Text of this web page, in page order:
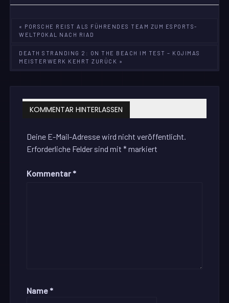
Beitragsnavigation
« PORSCHE REIST ALS FÜHRENDES TEAM ZUM ESPORTS-
WELTPOKAL NACH RIAD
DEATH STRANDING 2: ON THE BEACH IM TEST – KOJIMAS
MEISTERWERK KEHRT ZURÜCK »
KOMMENTAR HINTERLASSEN
Deine E-Mail-Adresse wird nicht veröffentlicht.
Erforderliche Felder sind mit*markiert
Kommentar *
Name *